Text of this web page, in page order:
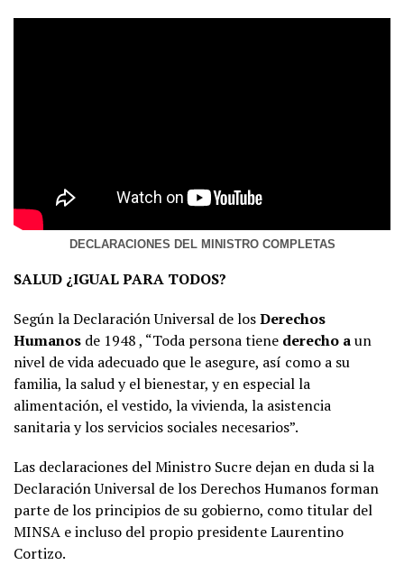
DECLARACIONES DEL MINISTRO COMPLETAS
SALUD ¿IGUAL PARA TODOS?
Según la Declaración Universal de losDerechos
Humanos de 1948 , “Toda persona tiene derecho aun
nivel de vida adecuado que le asegure, así como a su
familia, la salud y el bienestar, y en especial la
alimentación, el vestido, la vivienda, la asistencia
sanitaria y los servicios sociales necesarios”.
Las declaraciones del Ministro Sucre dejan en duda si la
Declaración Universal de los Derechos Humanos forman
parte de los principios de su gobierno, como titular del
MINSA e incluso del propio presidente Laurentino
Cortizo.